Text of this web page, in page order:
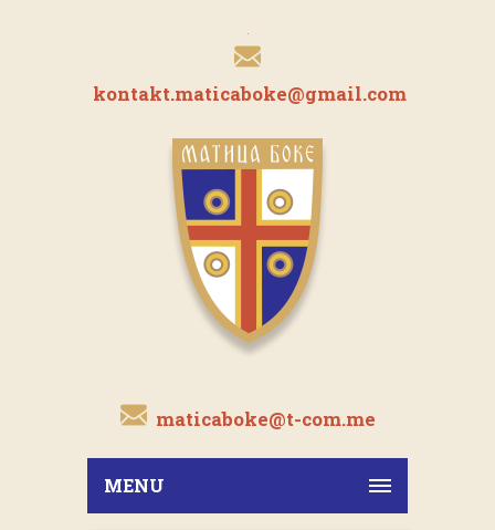
kontakt.maticaboke@gmail.com
maticaboke@t-com.me
MENU